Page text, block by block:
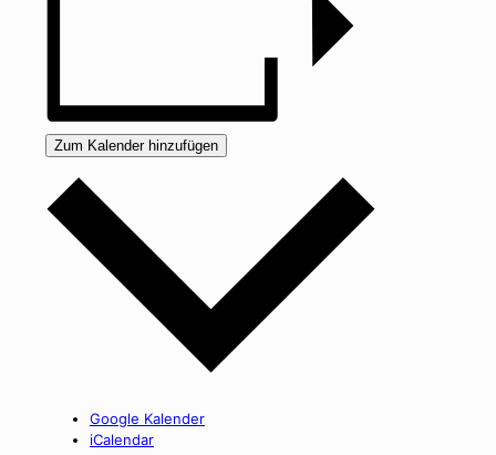
Zum Kalender hinzufügen
Google Kalender
iCalendar